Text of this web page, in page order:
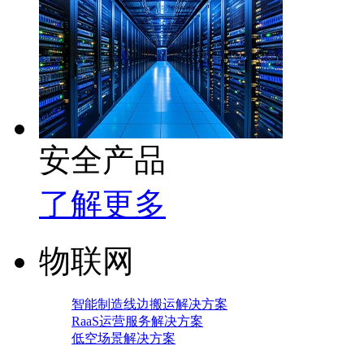
安全产品
了解更多
物联网
智能制造线边搬运解决方案
RaaS运营服务解决方案
低空场景解决方案